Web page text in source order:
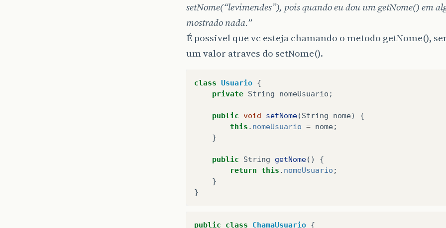
setNome(“levimendes”), pois quando eu dou um getNome() em
mostrado nada.”
É possivel que vc esteja chamando o metodo getNome(),
um valor atraves do setNome().
class Usuario {
private String nomeUsuario ;
public void setNome(String nome)
{
this . nomeUsuario = nome;
}
public String getNome()
{
return this . nomeUsuario ;
}
}
public class ChamaUsuario {